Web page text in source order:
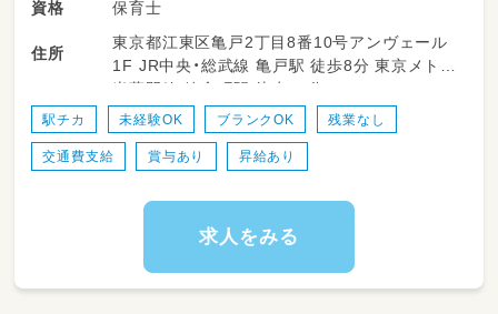
・遊びの見守り
・食事の補助
・園内の清掃など
資格 保育士
住所
東京都江東区亀戸2丁目8番10号アンヴェール
1F JR中央・総武線 亀戸駅 徒歩8分 東京メトロ
半蔵門線 錦糸町駅 徒歩10分
駅チカ 未経験OK ブランクOK 残業なし
交通費支給 賞与あり 昇給あり
求人をみる